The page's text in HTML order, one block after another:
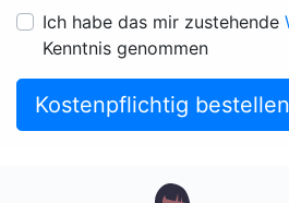
Ich habe das mir zustehende
Kenntnis genommen
Kostenpflichtig bestellen